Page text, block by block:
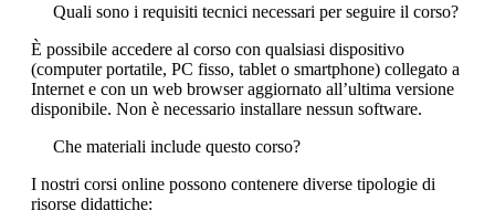
Quali sono i requisiti tecnici necessari per seguire il corso?
È possibile accedere al corso con qualsiasi dispositivo
(computer portatile, PC fisso, tablet o smartphone) collegato a
Internet e con un web browser aggiornato all’ultima versione
disponibile. Non è necessario installare nessun software.
Che materiali include questo corso?
I nostri corsi online possono contenere diverse tipologie di
risorse didattiche: